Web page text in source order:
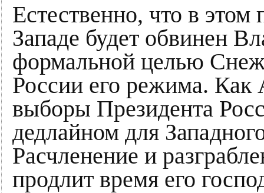
Естественно, что в этом
Западе будет обвинен
формальной целью
России его режима. Как
выборы Президента
дедлайном для
Расчленение и
продлит время его